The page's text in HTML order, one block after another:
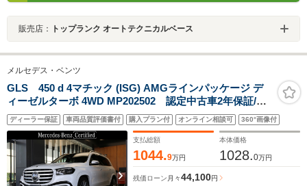
販売店： トップランク オートテクニカルベース
メルセデス・ベンツ
GLS 450 d 4マチック (ISG) AMGラインパッケージ デ
ィーゼルターボ 4WD MP202502 認定中古車2年保証/ル
ーフ/本革シート/純正ドライブレコーダー前後/ヘッドアッ
プディスプレイ/ブルメスターサウンド/ワイヤレスチャー
ジ/シートヒーター/ベンチレーター/360°カメラ/ETC
ディーラー保証 車両品質評価書付 購入プラン付 オンライン相談可 360°画像付
支払総額
1044.9万円
本体価格
1028.0万円
残価ローン 月々44,100円